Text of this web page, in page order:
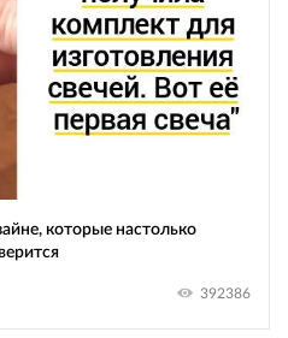
которые настолько
392386